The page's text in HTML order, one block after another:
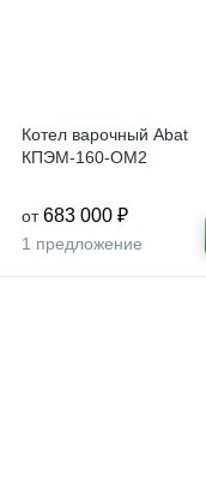
Котел варочный Abat
КПЭМ-160-ОМ2
от 683 000 ₽
1 предложение